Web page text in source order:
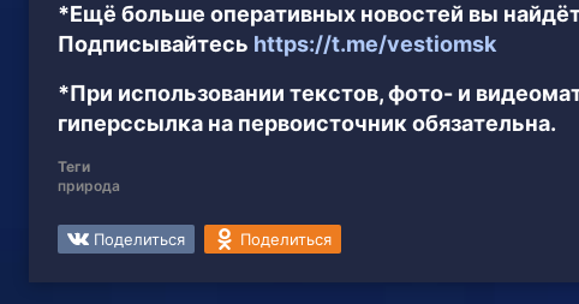
*Ещё больше оперативных новостей вы
Подписывайтесь https://t.me/vestiomsk
*При использовании текстов, фото- и
гиперссылка на первоисточник обязательна.
Теги
природа
Поделиться Поделиться